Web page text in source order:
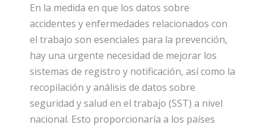
En la medida en que los datos sobre
accidentes y enfermedades relacionados con
el trabajo son esenciales para la prevención,
hay una urgente necesidad de mejorar los
sistemas de registro y notificación, así como la
recopilación y análisis de datos sobre
seguridad y salud en el trabajo (SST) a nivel
nacional. Esto proporcionaría a los países